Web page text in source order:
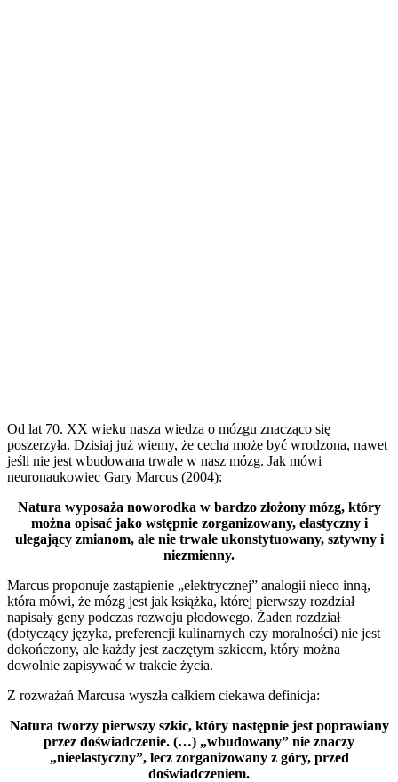
Od lat 70. XX wieku nasza wiedza o mózgu znacząco się
poszerzyła. Dzisiaj już wiemy, że cecha może być wrodzona, nawet
jeśli nie jest wbudowana trwale w nasz mózg. Jak mówi
neuronaukowiec Gary Marcus (2004):
Natura wyposaża noworodka w bardzo złożony mózg, który
można opisać jako wstępnie zorganizowany, elastyczny i
ulegający zmianom, ale nie trwale ukonstytuowany, sztywny i
niezmienny.
Marcus proponuje zastąpienie „elektrycznej” analogii nieco inną,
która mówi, że mózg jest jak książka, której pierwszy rozdział
napisały geny podczas rozwoju płodowego. Żaden rozdział
(dotyczący języka, preferencji kulinarnych czy moralności) nie jest
dokończony, ale każdy jest zaczętym szkicem, który można
dowolnie zapisywać w trakcie życia.
Z rozważań Marcusa wyszła całkiem ciekawa definicja:
Natura tworzy pierwszy szkic, który następnie jest poprawiany
przez doświadczenie. (…) „wbudowany” nie znaczy
„nieelastyczny”, lecz zorganizowany z góry, przed
doświadczeniem.